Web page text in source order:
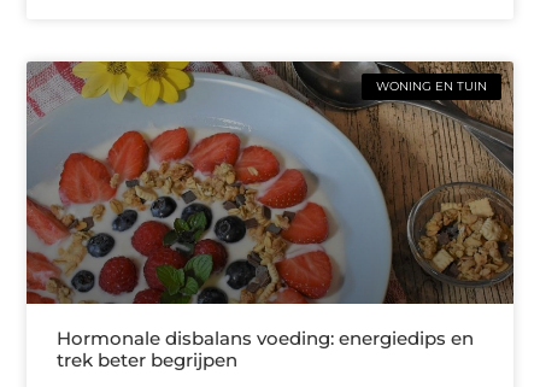
WONING EN TUIN
Hormonale disbalans voeding: energiedips en
trek beter begrijpen